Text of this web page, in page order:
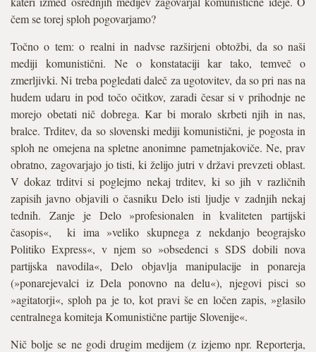
čem se torej sploh pogovarjamo?
Točno o tem: o realni in nadvse razširjeni obtožbi, da so naši
mediji komunistični. Ne o konstataciji kar tako, temveč o
zmerljivki. Ni treba pogledati daleč za ugotovitev, da so pri nas na
hudem udaru in pod točo očitkov, zaradi česar si v prihodnje ne
morejo obetati nič dobrega. Kar bi moralo skrbeti njih in nas,
bralce. Trditev, da so slovenski mediji komunistični, je pogosta in
sploh ne omejena na spletne anonimne pametnjakoviče. Ne, prav
obratno, zagovarjajo jo tisti, ki želijo jutri v državi prevzeti oblast.
V dokaz trditvi si poglejmo nekaj trditev, ki so jih v različnih
zapisih javno objavili o časniku Delo isti ljudje v zadnjih nekaj
tednih. Zanje je Delo »profesionalen in kvaliteten partijski
časopis«, ki ima »veliko skupnega z nekdanjo beograjsko
Politiko Express«, v njem so »obsedenci s SDS dobili nova
partijska navodila«, Delo objavlja manipulacije in ponareja
(»ponarejevalci iz Dela ponovno na delu«), njegovi pisci so
»agitatorji«, sploh pa je to, kot pravi še en ločen zapis, »glasilo
centralnega komiteja Komunistične partije Slovenije«.
Nič bolje se ne godi drugim medijem (z izjemo npr. Reporterja,